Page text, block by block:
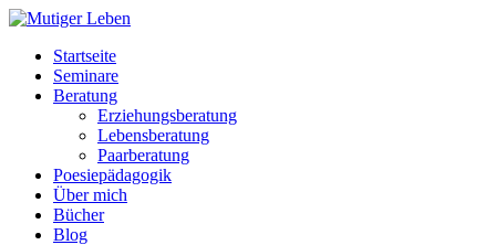
Startseite
Seminare
Beratung
Erziehungsberatung
Lebensberatung
Paarberatung
Poesiepädagogik
Über mich
Bücher
Blog